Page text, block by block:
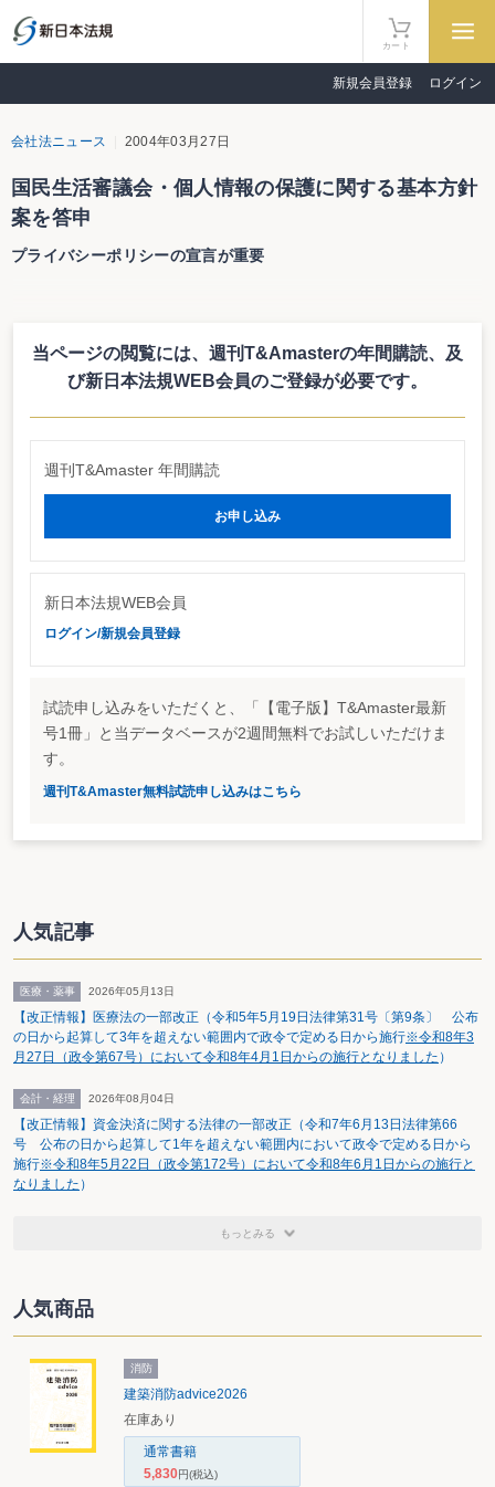
カート
新規会員登録 ログイン
会社法ニュース 2004年03月27日
国民生活審議会・個人情報の保護に関する基本方針
案を答申
プライバシーポリシーの宣言が重要
年４月から全面適用されるが、これに伴い、国民生活審議会の個人情報保護部
会が「個人情報の保護に関する基本方針案」をまとめたもの。前回の個人情報
保護部会で内閣府が示した基本方針案とほぼ内容的には変わっていない
（いわゆるプライバシーポリシー、プライバシーステートメントなど）を策定
な限り事実関係を公表することが重要としている他、事業者に対する責任体制
の確保も基本方針案に明記した。
当ページの閲覧には、週刊T&Amasterの年間購読、 及
び新日本法規WEB会員のご登録が必要です。
週刊T&Amaster 年間購読
お申し込み
新日本法規WEB会員
ログイン/新規会員登録
試読申し込みをいただくと、「【電子版】T&Amaster最新
号1冊」と当データベースが2週間無料でお試しいただけま
す。
週刊T&Amaster無料試読申し込みはこちら
人気記事
医療・薬事 2026年05月13日
【改正情報】医療法の一部改正（令和5年5月19日法律第31号〔第9条〕 公布
の日から起算して3年を超えない範囲内で政令で定める日から施行※令和8年3
月27日（政令第67号）において令和8年4月1日からの施行となりました ）
会計・経理 2026年08月04日
【改正情報】資金決済に関する法律の一部改正（令和7年6月13日法律第66
号 公布の日から起算して1年を超えない範囲内において政令で定める日から
施行※令和8年5月22日（政令第172号）において令和8年6月1日からの施行と
なりました ）
もっとみる
人気商品
消防
建築消防advice2026
在庫あり
通常書籍
5,830円(税込)